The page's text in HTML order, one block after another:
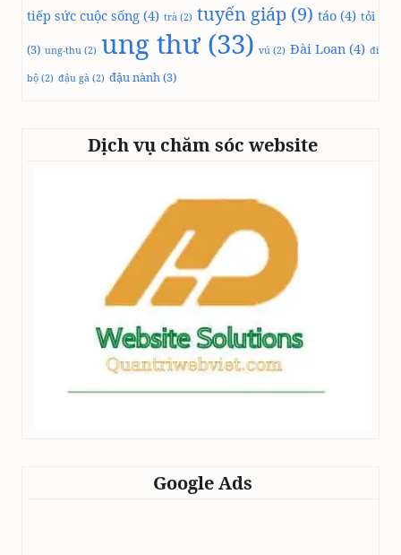
tiếp sức cuộc sống (4) trà (2) tuyến giáp (9) táo (4) tỏi
(3) ung-thu (2) ung thư(33) vú (2) Đài Loan (4) đi
bộ (2) đậu gà (2) đậu nành(3)
Dịch vụ chăm sóc website
Google Ads